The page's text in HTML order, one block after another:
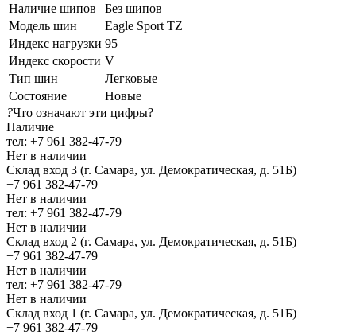
Наличие шипов
Без шипов
Модель шин
Eagle Sport TZ
Индекс нагрузки 95
Индекс скорости V
Тип шин
Легковые
Состояние
Новые
?Что означают эти цифры?
Наличие
тел: +7 961 382-47-79
Нет в наличии
Склад вход 3 (г. Самара, ул. Демократическая, д. 51Б)
+7 961 382-47-79
Нет в наличии
тел: +7 961 382-47-79
Нет в наличии
Склад вход 2 (г. Самара, ул. Демократическая, д. 51Б)
+7 961 382-47-79
Нет в наличии
тел: +7 961 382-47-79
Нет в наличии
Склад вход 1 (г. Самара, ул. Демократическая, д. 51Б)
+7 961 382-47-79